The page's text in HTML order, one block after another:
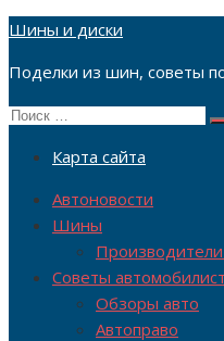
Перейти
содержимому
Шины и диски
Поделки из шин, советы
Поиск
Карта сайта
Автоновости
Шины
Советы
Обзоры авто
Автоправо